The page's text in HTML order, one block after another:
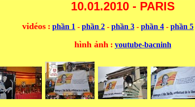
10.01.2010 - PARIS
vidéos : phần 1 - phần 2 - phần 3 - phần 4 - phần 5
hình ảnh : youtube-bacninh